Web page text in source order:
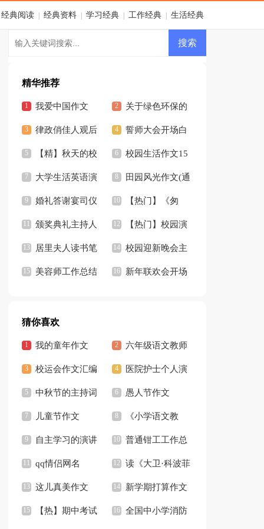
经典阅读 经典资料 学习经典 工作经典 生活经典
精华推荐
我爱中国作文 关于绿色环保的
作文
律政俏佳人观后
感2篇
誓师大会开场白
(12篇)
【精】秋天的校
园作文
校园生活作文15
篇
大学生活英语演
讲稿
田园风光作文(通
用15篇)
婚礼答谢宴司仪
开场白汇编7篇
【热门】《匆
匆》读后感
颁奖典礼主持人
开场白
【热门】校园演
讲稿
居里夫人读书笔
记
校园迎新晚会主
持人开场白13篇
美容师工作总结 新年联欢会开场
猜你喜欢
我的童年作文
【推荐】
六年级语文教师
工作总结15篇
校运会作文汇编
15篇
医院护士个人演
讲稿
中秋节的主持词
开场白
愚人节作文
儿童节作文
【精】
《小学语文教
师》读书笔记
自主学习的演讲
稿
普通钳工工作总
结
qq情侣网名 读《大卫·科波菲
尔》有感
这儿真美作文
【推荐】
新学期打算作文
【热】期中考试 全国中小学消防